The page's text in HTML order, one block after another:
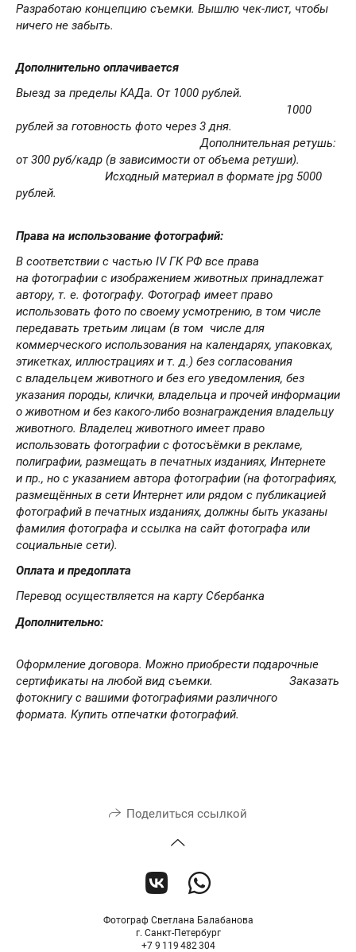
Разработаю концепцию съемки. Вышлю чек-лист, чтобы
ничего не забыть.
Дополнительно оплачивается
Выезд за пределы КАДа. От 1000 рублей.
1000
рублей за готовность фото через 3 дня.
Дополнительная ретушь:
от 300 руб/кадр (в зависимости от объема ретуши).
Исходный материал в формате jpg 5000
рублей.
Права на использование фотографий:
В соответствии с частью IV ГК РФ все права
на фотографии с изображением животных принадлежат
автору, т. е. фотографу. Фотограф имеет право
использовать фото по своему усмотрению, в том числе
передавать третьим лицам (в том числе для
коммерческого использования на календарях, упаковках,
этикетках, иллюстрациях и т. д.) без согласования
с владельцем животного и без его уведомления, без
указания породы, клички, владельца и прочей информации
о животном и без какого-либо вознаграждения владельцу
животного. Владелец животного имеет право
использовать фотографии с фотосъёмки в рекламе,
полиграфии, размещать в печатных изданиях, Интернете
и пр., но с указанием автора фотографии (на фотографиях,
размещённых в сети Интернет или рядом с публикацией
фотографий в печатных изданиях, должны быть указаны
фамилия фотографа и ссылка на сайт фотографа или
социальные сети).
Оплата и предоплата
Перевод осуществляется на карту Сбербанка
Дополнительно:
Оформление договора. Можно приобрести подарочные
сертификаты на любой вид съемки. Заказать
фотокнигу с вашими фотографиями различного
формата. Купить отпечатки фотографий.
Поделиться ссылкой
Фотограф Светлана Балабанова
г. Санкт-Петербург
+7 9 119 482 304